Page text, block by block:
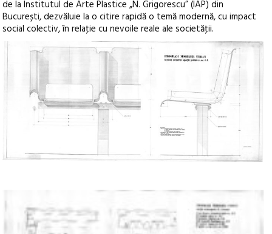
de la Institutul de Arte Plastice „N. Grigorescu” (IAP) din
București, dezvăluie la o citire rapidă o temă modernă, cu impact
social colectiv, în relaţie cu nevoile reale ale societăţii.